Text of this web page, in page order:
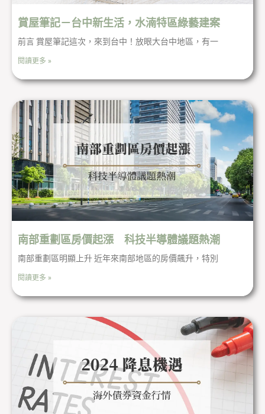
賞屋筆記－台中新生活，水湳特區綠藝建案
前言 賞屋筆記這次，來到台中！放眼大台中地區，有一
閱讀更多 »
南部重劃區房價起漲 科技半導體議題熱潮
南部重劃區明顯上升 近年來南部地區的房價飆升，特別
閱讀更多 »